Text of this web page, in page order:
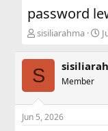
password
T
r
e
a
d
t
sisiliarahma
S
r
a
S Member
Jun 5, 2026